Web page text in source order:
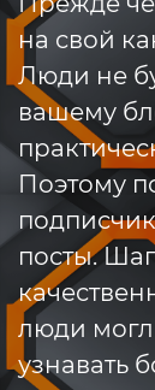
на свой
Люди не
вашему
Поэтому
посты.
люди
узнавать